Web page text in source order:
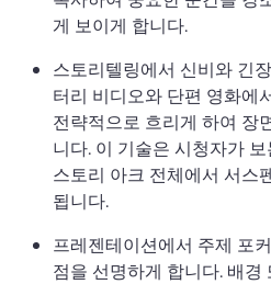
게 보이게 합니다.
스토리텔링에서 신비와 긴
터리 비디오와 단편 영화에
전략적으로 흐리게 하여 장
니다. 이 기술은 시청자가
스토리 아크 전체에서 서스
됩니다.
프레젠테이션에서 주제 포
점을 선명하게 합니다. 배경